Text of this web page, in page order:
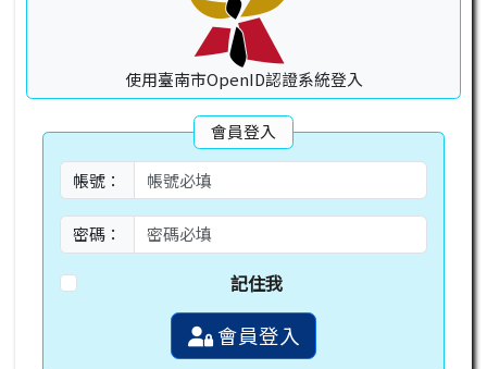
使用臺南市OpenID認證系統登入
會員登入
帳號：
密碼：
記住我
會員登入